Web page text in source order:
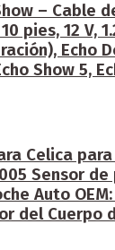
– Cable
pies, 12 V,
Echo
Show 5,
Celica para
Sensor
Auto
del Cuerpo